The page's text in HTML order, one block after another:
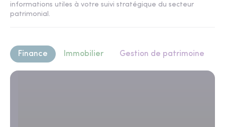
informations utiles à votre suivi stratégique du secteur
patrimonial.
Finance Immobilier Gestion de patrimoine